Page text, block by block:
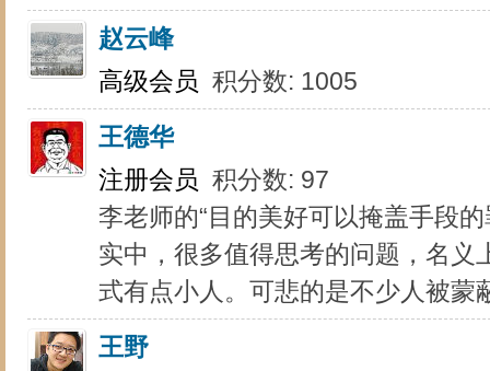
赵云峰
高级会员 积分数: 1005
王德华
注册会员 积分数: 97
李老师的“目的美好可以掩盖手段
实中，很多值得思考的问题，名义
式有点小人。可悲的是不少人被蒙
王野